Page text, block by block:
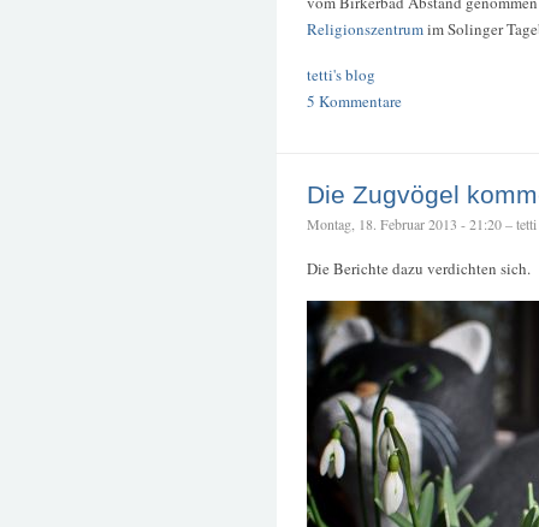
Religionszentrumim Solinger
tetti's blog
5 Kommentare
Die Zugvögel
Montag, 18. Februar 2013 - 21:20 – tetti
Die Berichte dazu verdichten sich.